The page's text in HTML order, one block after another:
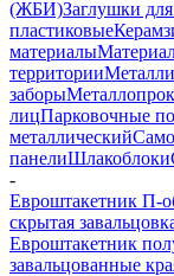
(ЖБИ)Заглушки
пластиковые
материалы
территории
заборы
лицПарковочные
металлический
панелиШлакоблоки
-
Евроштакетник П-
скрытая
Евроштакетник
завальцованные